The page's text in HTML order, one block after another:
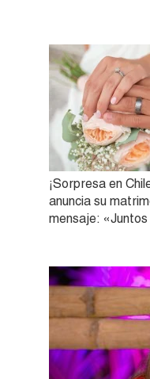
¡Sorpresa en
anuncia su
mensaje: